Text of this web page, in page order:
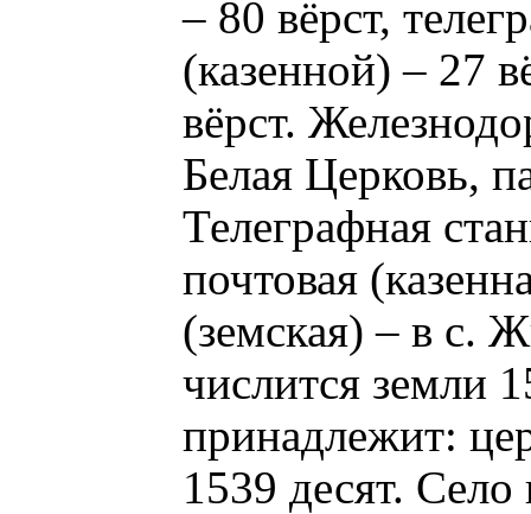
– 80 вёрст,
(казенной) – 27
вёрст.
Белая Церковь,
Телеграфная
почтовая
(земская) – в с.
числится земли
принадлежит:
1539 десят.